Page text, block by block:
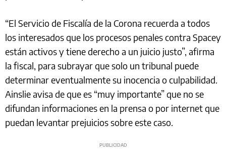
“El Servicio de Fiscalía de la Corona recuerda a todos
los interesados ​​que los procesos penales contra Spacey
están activos y tiene derecho a un juicio justo”, afirma
la fiscal, para subrayar que solo un tribunal puede
determinar eventualmente su inocencia o culpabilidad.
Ainslie avisa de que es “muy importante” que no se
difundan informaciones en la prensa o por internet que
puedan levantar prejuicios sobre este caso.